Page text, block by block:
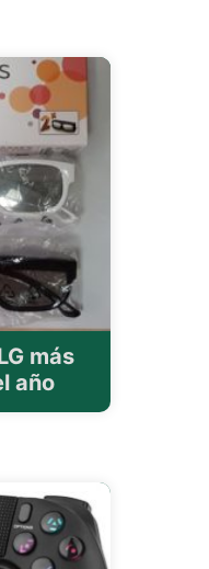
más
año